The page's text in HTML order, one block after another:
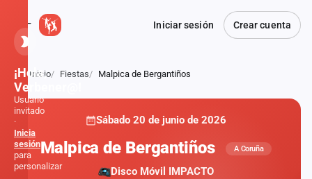
Iniciar sesión Crear cuenta
Atrás
Inicio Fiestas Malpica de Bergantiños
Sábado 20 de junio de 2026
Malpica de Bergantiños A Coruña
Disco Móvil IMPACTO
¡Hola,
Verbener@!
Usuario
invitado
·
Inicia
sesión
para
personalizar